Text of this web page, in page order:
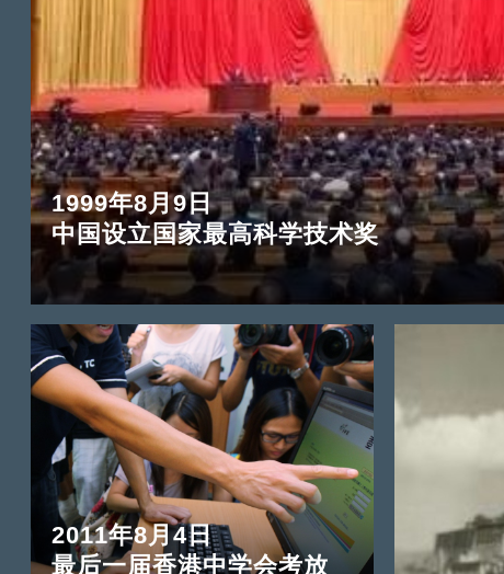
1999年8月9日
中国设立国家最高科学技术奖
2011年8月4日
最后一届香港中学会考放